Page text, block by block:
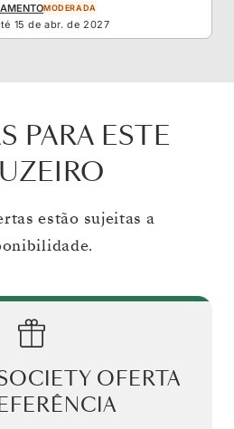
MODERADA
15 de abr. de 2027
PARA ESTE
estão sujeitas a
OFERTA